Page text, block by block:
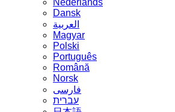
Dansk
العربية
Magyar
Polski
Português
Română
Norsk
فارسی
עברית